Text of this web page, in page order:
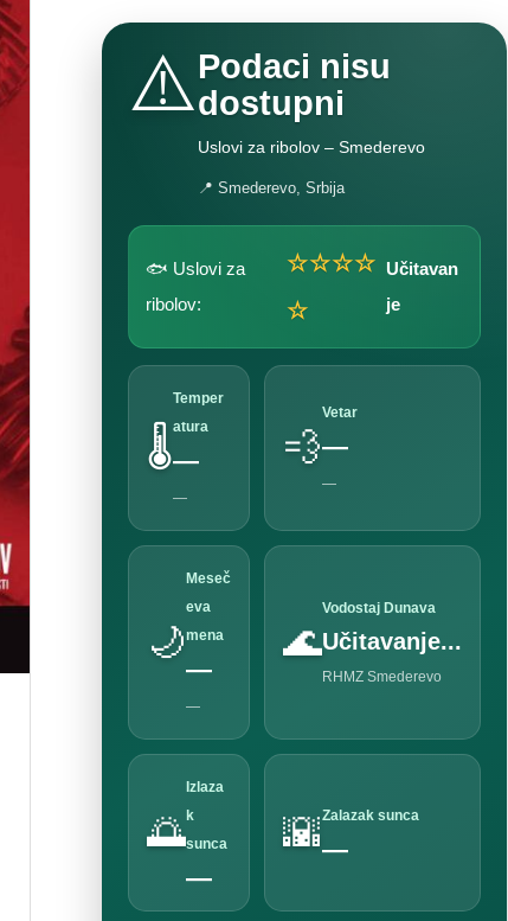
⚠️Podaci nisu
dostupni
Uslovi za ribolov – Smederevo
📍 Smederevo, Srbija
🐟 Uslovi za
ribolov:
☆☆☆☆
☆
Učitavan
je
🌡️
Temper
atura
—
—
💨
Vetar
—
—
🌙
Meseč
eva
mena
—
—
🌊
Vodostaj Dunava
Učitavanje...
RHMZ Smederevo
🌅
Izlaza
k
sunca
—
🌇Zalazak sunca
—